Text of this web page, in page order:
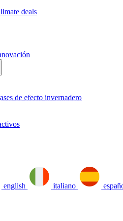
deals
de efecto invernadero
english italiano